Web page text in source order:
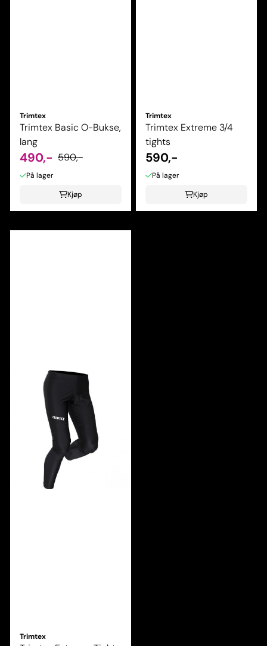
Trimtex
Trimtex Basic O-Bukse,
lang
490,- 590,-
På lager
Kjøp
Trimtex
Trimtex Extreme 3/4
tights
590,-
På lager
Kjøp
Trimtex